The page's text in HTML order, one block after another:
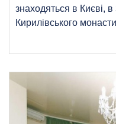
знаходяться в Києві,
Кирилівського